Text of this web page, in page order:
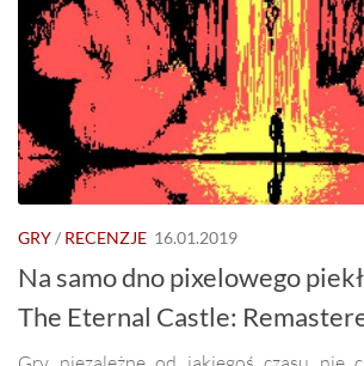
GRY/ RECENZJE 16.01.2019
Na samo dno pixelowego
The Eternal Castle: